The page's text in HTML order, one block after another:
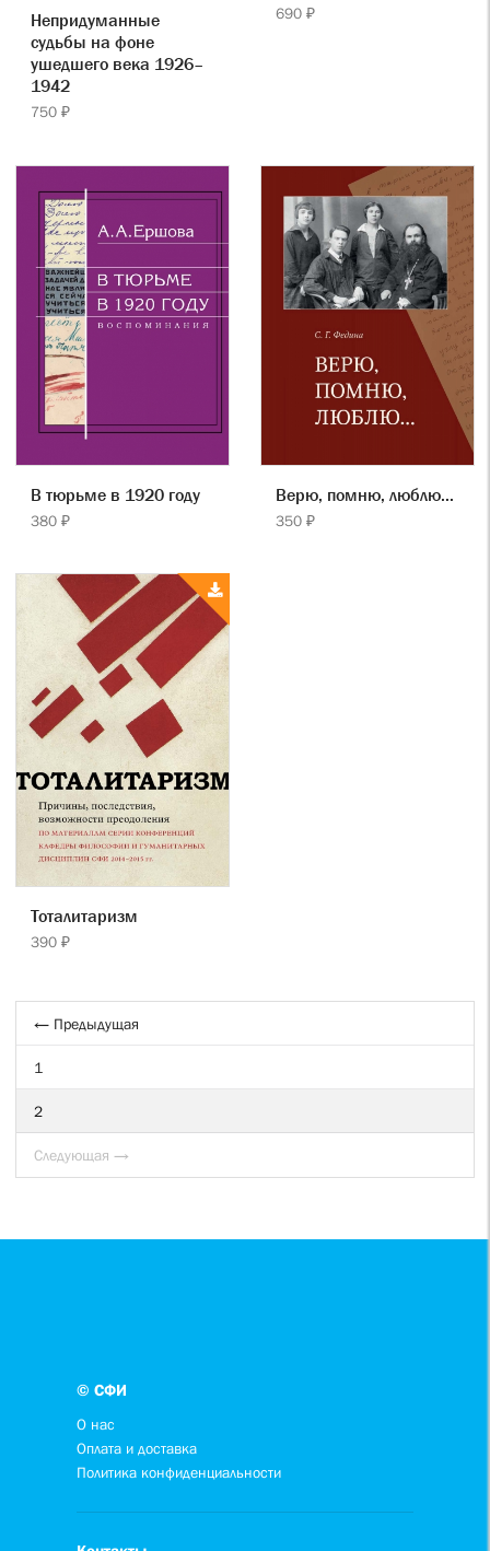
Непридуманные
судьбы на фоне
ушедшего века 1926–
1942
750 ₽
690 ₽
В тюрьме в 1920 году
380 ₽
Верю, помню, люблю...
350 ₽
Тоталитаризм
390 ₽
← Предыдущая
1
2
Следующая →
© СФИ
О нас
Оплата и доставка
Политика конфиденциальности